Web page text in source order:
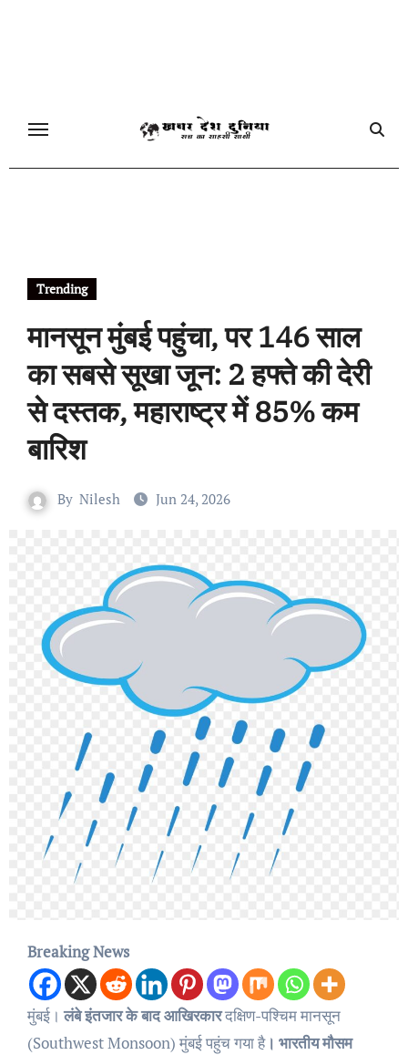
Trending
मानसून मुंबई पहुंचा, पर 146 साल
का सबसे सूखा जून: 2 हफ्ते की देरी
से दस्तक, महाराष्ट्र में 85% कम
बारिश
By Nilesh Jun 24, 2026
Breaking News
मुंबई। लंबे इंतजार के बाद आखिरकारदक्षिण-पश्चिम मानसून
(Southwest Monsoon) मुंबई पहुंच गया है। भारतीय मौसम